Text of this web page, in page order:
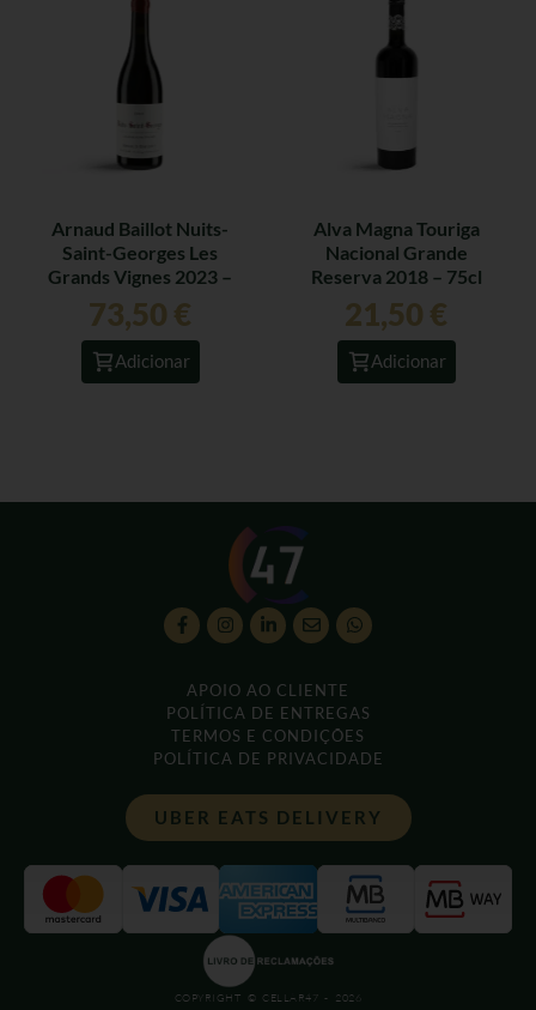
Arnaud Baillot Nuits-
Saint-Georges Les
Grands Vignes 2023 –
75cl
73,50 €
Adicionar
Alva Magna Touriga
Nacional Grande
Reserva 2018 – 75cl
21,50 €
Adicionar
APOIO AO CLIENTE
POLÍTICA DE ENTREGAS
TERMOS E CONDIÇÕES
POLÍTICA DE PRIVACIDADE
UBER EATS DELIVERY
COPYRIGHT © CELLAR47 - 2026